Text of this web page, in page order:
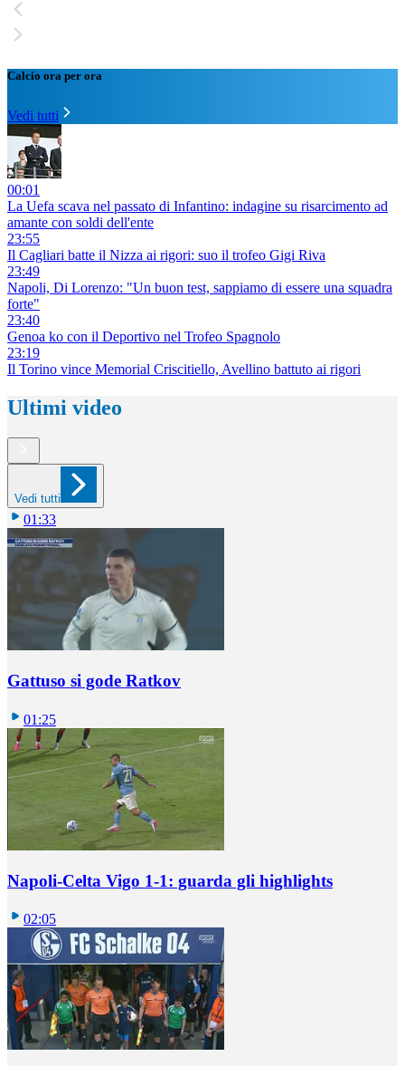
Calcio ora per ora
Vedi tutti
00:01
La Uefa scava nel passato di Infantino: indagine su risarcimento ad
amante con soldi dell'ente
23:55
Il Cagliari batte il Nizza ai rigori: suo il trofeo Gigi Riva
23:49
Napoli, Di Lorenzo: "Un buon test, sappiamo di essere una squadra
forte"
23:40
Genoa ko con il Deportivo nel Trofeo Spagnolo
23:19
Il Torino vince Memorial Criscitiello, Avellino battuto ai rigori
Ultimi video
Vedi tutti
01:33
Gattuso si gode Ratkov
01:25
Napoli-Celta Vigo 1-1: guarda gli highlights
02:05